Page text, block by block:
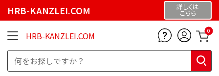
HRB-KANZLEI.COM 詳しくは
こちら
HRB-KANZLEI.COM 0